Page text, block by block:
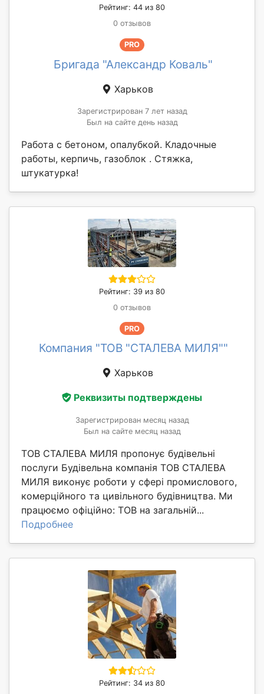
Рейтинг: 44 из 80
0 отзывов
PRO
Бригада "Александр Коваль"
Харьков
Зарегистрирован 7 лет назад
Был на сайте день назад
Работа с бетоном, опалубкой. Кладочные
работы, керпичь, газоблок . Стяжка,
штукатурка!
Рейтинг: 39 из 80
0 отзывов
PRO
Компания "ТОВ "СТАЛЕВА МИЛЯ""
Харьков
Реквизиты подтверждены
Зарегистрирован месяц назад
Был на сайте месяц назад
ТОВ СТАЛЕВА МИЛЯ пропонує будівельні
послуги Будівельна компанія ТОВ СТАЛЕВА
МИЛЯ виконує роботи у сфері промислового,
комерційного та цивільного будівництва. Ми
працюємо офіційно: ТОВ на загальній...
Подробнее
Рейтинг: 34 из 80